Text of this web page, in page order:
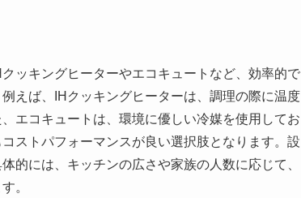
ッキングヒーターやエコキュートなど、効率的で
えば、IHクッキングヒーターは、調理の際に温度
エコキュートは、環境に優しい冷媒を使用してお
ストパフォーマンスが良い選択肢となります。設
的には、キッチンの広さや家族の人数に応じて、
。